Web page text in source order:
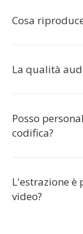
Cosa
La qualità
Posso
codifica?
L'estrazione è
video?